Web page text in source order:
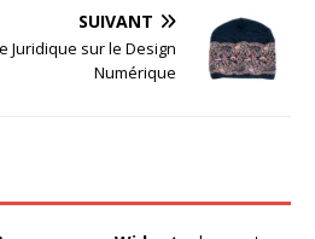
SUIVANT
Juridique sur le Design
Numérique